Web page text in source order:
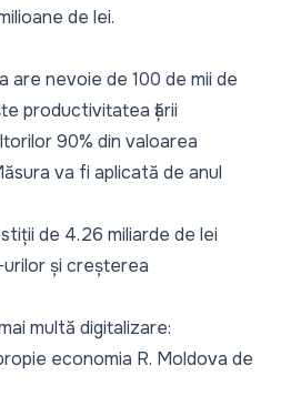
de lei.
are nevoie de 100 de mii de
productivitatea țării
90% din valoarea
va fi aplicată de anul
de 4.26 miliarde de lei
și creșterea
multă digitalizare:
economia R. Moldova de